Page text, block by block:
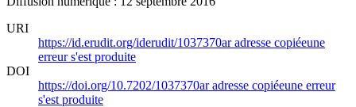
URI
https://id.erudit.org/iderudit/1037370aradresse copiéeune
erreur s'est produite
DOI
https://doi.org/10.7202/1037370aradresse copiéeune erreur
s'est produite